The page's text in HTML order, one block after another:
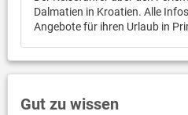
Dalmatien in Kroatien. Alle
Angebote für ihren Urlaub in
Gut zu wissen